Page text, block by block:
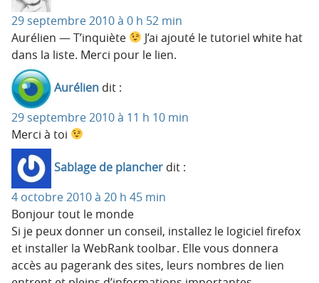
29 septembre 2010 à 0 h 52 min
Aurélien — T’inquiète
J’ai ajouté le tutoriel white hat
dans la liste. Merci pour le lien.
Aurélien dit :
29 septembre 2010 à 11 h 10 min
Merci à toi
Sablage de plancher dit :
4 octobre 2010 à 20 h 45 min
Bonjour tout le monde
Si je peux donner un conseil, installez le logiciel firefox
et installer la WebRank toolbar. Elle vous donnera
accès au pagerank des sites, leurs nombres de lien